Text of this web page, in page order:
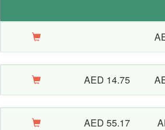
AED 14.75
AED 55.17